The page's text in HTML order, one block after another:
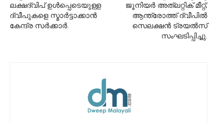
ലക്ഷദ്വിപ് ഉൾപ്പെടെയുള്ള
ദ്വീപുകളെ സ്മാർട്ടാക്കാൻ
കേന്ദ്ര സർക്കാർ.
ജൂനിയർ അത്‌ലറ്റിക് മീറ്റ്;
ആന്ത്രോത്ത് ദ്വീപിൽ
സെലക്ഷൻ ട്രയൽസ്
സംഘടിപ്പിച്ചു.